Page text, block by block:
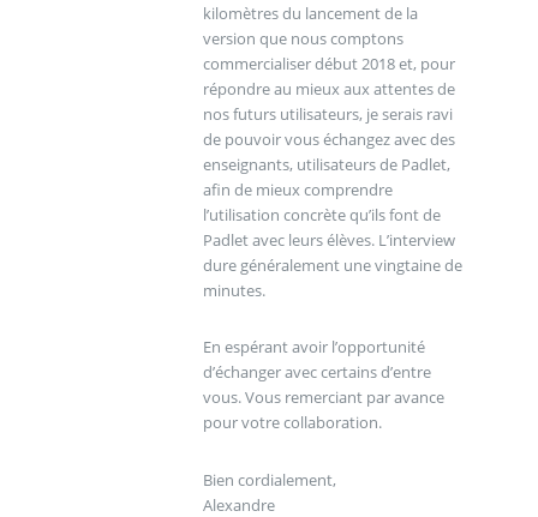
kilomètres du lancement de la
version que nous comptons
commercialiser début 2018 et, pour
répondre au mieux aux attentes de
nos futurs utilisateurs, je serais ravi
de pouvoir vous échangez avec des
enseignants, utilisateurs de Padlet,
afin de mieux comprendre
l’utilisation concrète qu’ils font de
Padlet avec leurs élèves. L’interview
dure généralement une vingtaine de
minutes.
En espérant avoir l’opportunité
d’échanger avec certains d’entre
vous. Vous remerciant par avance
pour votre collaboration.
Bien cordialement,
Alexandre